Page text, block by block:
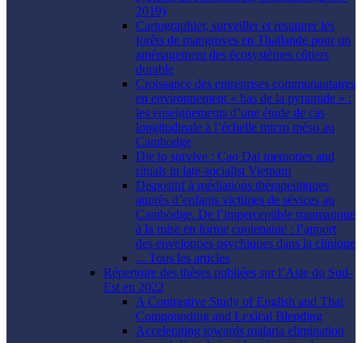
2019)
Cartographier, surveiller et restaurer les
forêts de mangroves en Thaïlande pour un
aménagement des écosystèmes côtiers
durable
Croissance des entreprises communautaires
en environnement « bas de la pyramide » :
les enseignements d’une étude de cas
longitudinale à l’échelle micro méso au
Cambodge
Die to survive : Cao Dai memories and
rituals in late-socialist Vietnam
Dispositif à médiations thérapeutiques
auprès d’enfants victimes de sévices au
Cambodge. De l’imperceptible traumatique
à la mise en forme contenante : l’apport
des enveloppes psychiques dans la clinique
... Tous les articles
Répertoire des thèses publiées sur l’Asie du Sud-
Est en 2022
A Contrastive Study of English and Thai
Compounding and Lexical Blending
Accelerating towards malaria elimination